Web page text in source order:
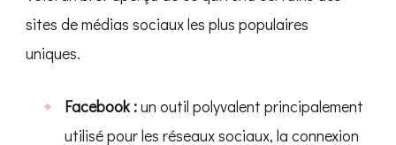
sites de médias sociaux les plus populaires
uniques.
Facebook :un outil polyvalent principalement
utilisé pour les réseaux sociaux, la connexion